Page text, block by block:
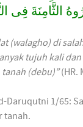
الثَّامِنَةَ فِى
(walagho) di
tujuh kali
(debu)”(HR.
Daruqutni 1/65:
tanah.